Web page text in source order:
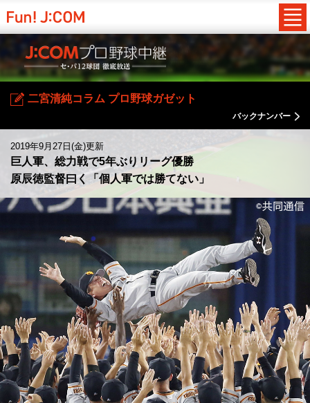
二宮清純コラム プロ野球ガゼット
バックナンバー
2019年9月27日(金)更新
巨人軍、総力戦で5年ぶりリーグ優勝
原辰徳監督曰く「個人軍では勝てない」